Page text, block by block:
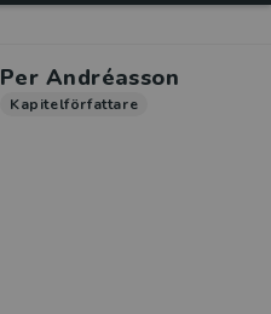
Per Andréasson
Kapitelförfattare